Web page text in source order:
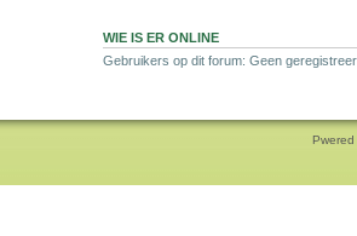
WIE IS ER ONLINE
Gebruikers op dit forum: Geen